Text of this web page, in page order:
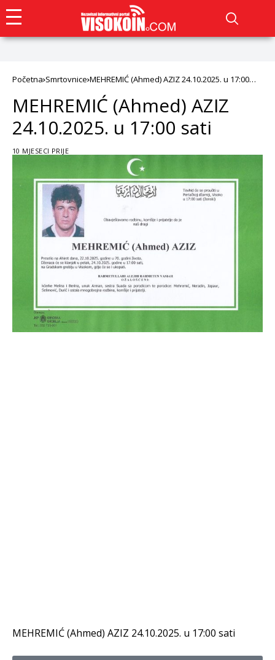
Početna Smrtovnice MEHREMIĆ (Ahmed) AZIZ 24.10.2025. u 17:00
MEHREMIĆ (Ahmed) AZIZ
24.10.2025. u 17:00 sati
10 MJESECI PRIJE
MEHREMIĆ (Ahmed) AZIZ 24.10.2025. u 17:00 sati